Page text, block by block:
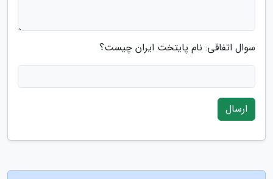
سوال اتفاقی: نام پایتخت ایران چیست؟
ارسال